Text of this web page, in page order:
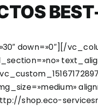
down=»0″][/
shop.eco-